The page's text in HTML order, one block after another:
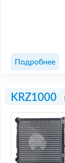
Подробнее
KRZ1000